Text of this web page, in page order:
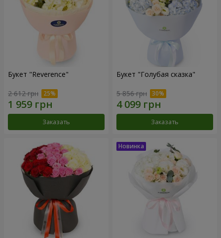
Букет "Reverence"
2 612 грн
Заказать
Букет "Голубая сказка"
5 856 грн
Заказать